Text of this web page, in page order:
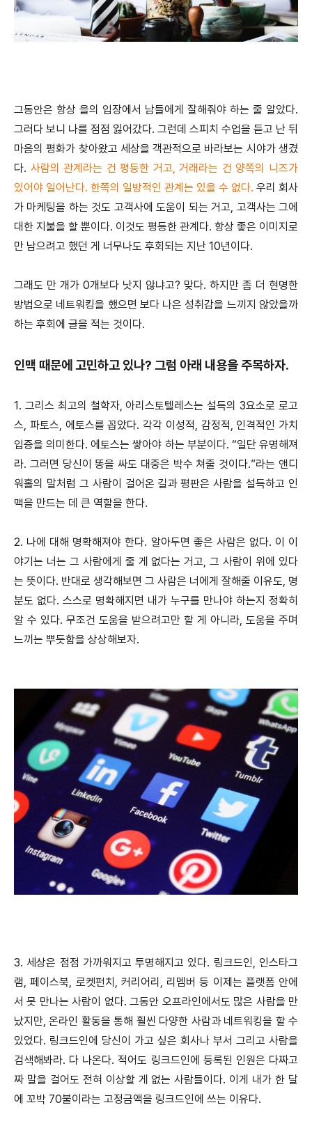
그동안은 항상 을의 입장에서 남들에게 잘해줘야 하는 줄 알았다.
그러다 보니 나를 점점 잃어갔다. 그런데 스피치 수업을 듣고 난 뒤
마음의 평화가 찾아왔고 세상을 객관적으로 바라보는 시야가 생겼
다. 사람의 관계라는 건 평등한 거고, 거래라는 건 양쪽의 니즈가
있어야 일어난다. 한쪽의 일방적인 관계는 있을 수 없다. 우리 회사
가 마케팅을 하는 것도 고객사에 도움이 되는 거고, 고객사는 그에
대한 지불을 할 뿐이다. 이것도 평등한 관계다. 항상 좋은 이미지로
만 남으려고 했던 게 너무나도 후회되는 지난 10년이다.
그래도 만 개가 0개보다 낫지 않냐고? 맞다. 하지만 좀 더 현명한
방법으로 네트워킹을 했으면 보다 나은 성취감을 느끼지 않았을까
하는 후회에 글을 적는 것이다.
인맥 때문에 고민하고 있나? 그럼 아래 내용을 주목하자.
1. 그리스 최고의 철학자, 아리스토텔레스는 설득의 3요소로 로고
스, 파토스, 에토스를 꼽았다. 각각 이성적, 감정적, 인격적인 가치
입증을 의미한다. 에토스는 쌓아야 하는 부분이다. “일단 유명해져
라. 그러면 당신이 똥을 싸도 대중은 박수 쳐줄 것이다.”라는 앤디
워홀의 말처럼 그 사람이 걸어온 길과 평판은 사람을 설득하고 인
맥을 만드는 데 큰 역할을 한다.
2. 나에 대해 명확해져야 한다. 알아두면 좋은 사람은 없다. 이 이
야기는 너는 그 사람에게 줄 게 없다는 거고, 그 사람이 위에 있다
는 뜻이다. 반대로 생각해보면 그 사람은 너에게 잘해줄 이유도, 명
분도 없다. 스스로 명확해지면 내가 누구를 만나야 하는지 정확히
알 수 있다. 무조건 도움을 받으려고만 할 게 아니라, 도움을 주며
느끼는 뿌듯함을 상상해보자.
3. 세상은 점점 가까워지고 투명해지고 있다. 링크드인, 인스타그
램, 페이스북, 로켓펀치, 커리어리, 리멤버 등 이제는 플랫폼 안에
서 못 만나는 사람이 없다. 그동안 오프라인에서도 많은 사람을 만
났지만, 온라인 활동을 통해 훨씬 다양한 사람과 네트워킹을 할 수
있었다. 링크드인에 당신이 가고 싶은 회사나 부서 그리고 사람을
검색해봐라. 다 나온다. 적어도 링크드인에 등록된 인원은 다짜고
짜 말을 걸어도 전혀 이상할 게 없는 사람들이다. 이게 내가 한 달
에 꼬박 70불이라는 고정금액을 링크드인에 쓰는 이유다.